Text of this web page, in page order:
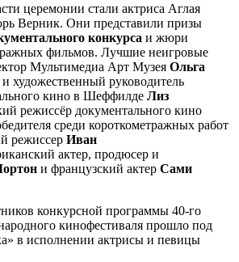
церемонии стали актриса Аглая
Верник. Они представили призы
конкурса и жюри
фильмов. Лучшие неигровые
Мультимедиа Арт Музея Ольга
и художественный руководитель
кино в Шеффилде Лиз
режиссёр документального кино
среди короткометражных работ
режиссер Иван
актер, продюсер и
и французский актер Сами
конкурсной программы 40-го
кинофестиваля прошло под
в исполнении актрисы и певицы